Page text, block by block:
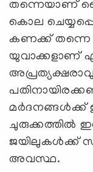
തന്നെയാണ്
കൊല
കണക്ക് തന്നെ
യുവാക്കളാണ്
ചുരുക്കത്തില്‍
ജയിലുകള്‍ക്ക്
അവസ്ഥ.